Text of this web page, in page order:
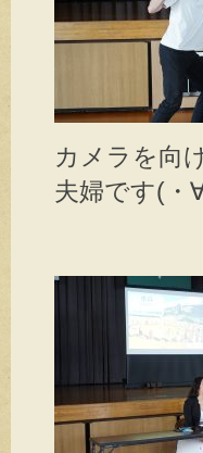
カメラを向
夫婦です(・